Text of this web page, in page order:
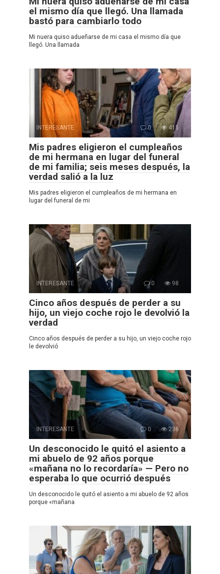
el mismo día que llegó. Una llamada
bastó para cambiarlo todo
Mi nuera quiso adueñarse de mi casa el mismo día que
llegó. Una llamada
INTERESANTE 0 415
Mis padres eligieron el cumpleaños
de mi hermana en lugar del funeral
de mi familia; seis meses después, la
verdad salió a la luz
Mis padres eligieron el cumpleaños de mi hermana en
lugar del funeral de mi
INTERESANTE 0 98
Cinco años después de perder a su
hijo, un viejo coche rojo le devolvió la
verdad
Cinco años después de perder a su hijo, un viejo coche rojo
le devolvió
INTERESANTE 0 236
Un desconocido le quitó el asiento a
mi abuelo de 92 años porque
«mañana no lo recordaría» — Pero no
esperaba lo que ocurrió después
Un desconocido le quitó el asiento a mi abuelo de 92 años
porque «mañana